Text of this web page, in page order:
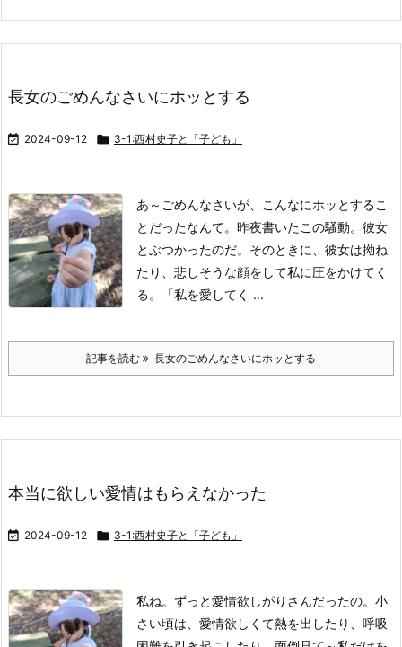
長女のごめんなさいにホッとする
 2024-09-12  3-1:西村史子と「子ども」
あ～ごめんなさいが、こんなにホッとするこ
とだったなんて。 昨夜書いたこの騒動。 彼女
とぶつかったのだ。 そのときに、彼女は拗ね
たり、悲しそうな顔をして私に圧をかけてく
る。
「私を愛してく ...
記事を読む 長女のごめんなさいにホッとする
本当に欲しい愛情はもらえなかった
 2024-09-12  3-1:西村史子と「子ども」
私ね。 ずっと愛情欲しがりさんだったの。 小
さい頃は、愛情欲しくて熱を出したり、呼吸